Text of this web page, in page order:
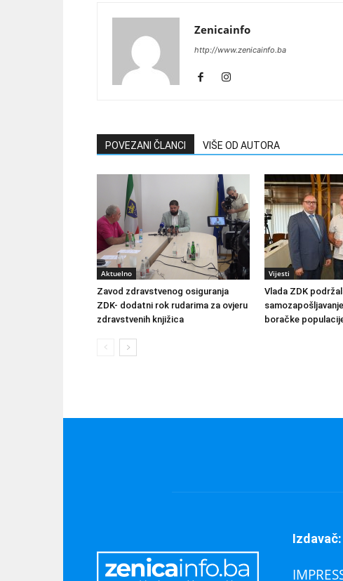
Zenicainfo
http://www.zenicainfo.ba
POVEZANI ČLANCI VIŠE OD AUTORA
Aktuelno
Zavod zdravstvenog osiguranja
ZDK- dodatni rok rudarima za ovjeru
zdravstvenih knjižica
Vijesti
Vlada ZDK
boračke